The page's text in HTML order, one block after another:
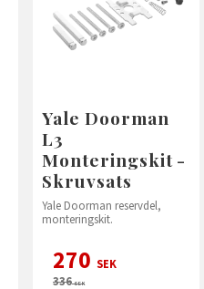
Yale Doorman
L3
Monteringskit -
Skruvsats
Yale Doorman reservdel,
monteringskit.
270 SEK
336SEK